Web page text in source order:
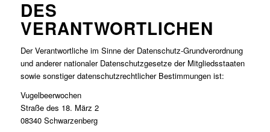
DES
VERANTWORTLICHEN
Der Verantwortliche im Sinne der Datenschutz-Grundverordnung
und anderer nationaler Datenschutzgesetze der Mitgliedsstaaten
sowie sonstiger datenschutzrechtlicher Bestimmungen ist:
Vugelbeerwochen
Straße des 18. März 2
08340 Schwarzenberg